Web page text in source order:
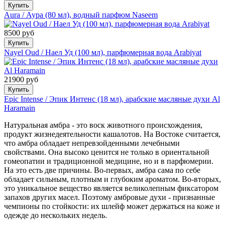
Купить
Aura / Аура (80 мл), водный парфюм Naseem
8500 руб
Купить
Nayel Oud / Наел Уд (100 мл), парфюмерная вода Arabiyat
21900 руб
Купить
Epic Intense / Эпик Интенс (18 мл), арабские масляные духи Al
Haramain
Натуральная амбра - это воск животного происхождения,
продукт жизнедеятельности кашалотов. На Востоке считается,
что амбра обладает непревзойденными лечебными
свойствами. Она высоко ценится не только в ориентальной
гомеопатии и традиционной медицине, но и в парфюмерии.
На это есть две причины. Во-первых, амбра сама по себе
обладает сильным, плотным и глубоким ароматом. Во-вторых,
это уникальное вещество является великолепным фиксатором
запахов других масел. Поэтому амбровые духи - признанные
чемпионы по стойкости: их шлейф может держаться на коже и
одежде до нескольких недель.